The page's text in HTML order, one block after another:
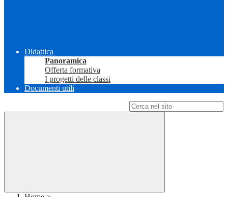
Didattica
Panoramica
Offerta formativa
I progetti delle classi
Documenti utili